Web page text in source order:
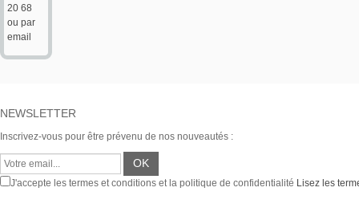
20 68
ou par
email
NEWSLETTER
Inscrivez-vous pour être prévenu de nos nouveautés :
J'accepte les termes et conditions et la politique de confidentialité Lisez les